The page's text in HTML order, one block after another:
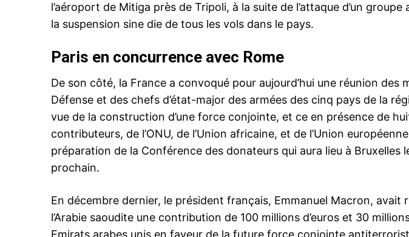
le1.ma
l'information
À
l’aéroport de Mitiga près de Tripoli, à la suite de l’attaque d’un
la suspension sine die de tous les vols dans le pays.
Paris en concurrence avec Rome
De son côté, la France a convoqué pour aujourd’hui une réunion des
Défense et des chefs d’état-major des armées des cinq pays de la
vue de la construction d’une force conjointe, et ce en présence de
contributeurs, de l’ONU, de l’Union africaine, et de l’Union
préparation de la Conférence des donateurs qui aura lieu à Bruxelles
prochain.
En décembre dernier, le président français, Emmanuel Macron, avait
l’Arabie saoudite une contribution de 100 millions d’euros et 30
Emirats arabes unis en faveur de la future force conjointe